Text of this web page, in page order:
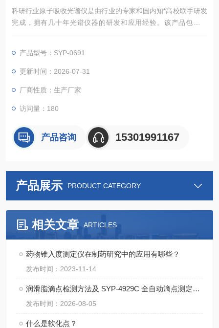
科研行业原子吸收光谱仪是由行业的专家和国内知*高校联手研发
完成，拥有几十年光谱仪器的研发和应用经验。该产品包括火
焰、石墨炉及氢化物发生系统，可配置多种附件，灵活的配置方
杂的样品分析，多种分析方法可自动切换，做到无人全自动分
析。
产品型号：SYP-0691
更新时间：2026-07-31
厂商性质：生产厂家
访问量：180
产品咨询 15301991167
产品展示 PRODUCT CATEGORY
相关文章 ARTICLES
药物锥入度测定仪在制药研究中的应用有哪些？
发布时间：2023-11-14
润滑脂滴点检测方法及 SYP‑4929C 全自动滴点测定仪应用
发布时间：2026-08-05
什么是软化点？